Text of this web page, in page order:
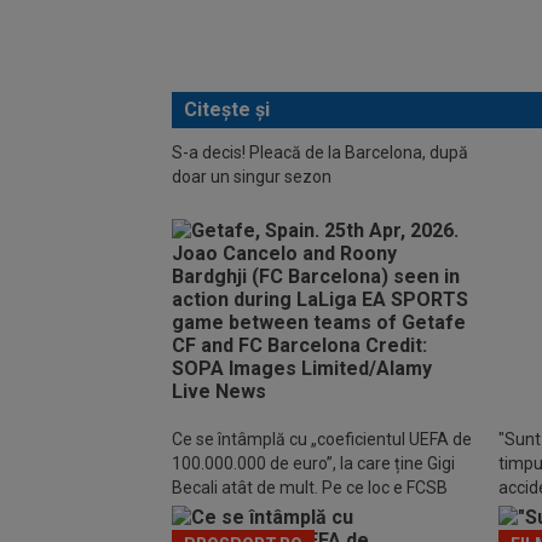
Citește și
S-a decis! Pleacă de la Barcelona, după
doar un singur sezon
Ce se întâmplă cu „coeficientul UEFA de
100.000.000 de euro”, la care ține Gigi
Becali atât de mult. Pe ce loc e FCSB
din